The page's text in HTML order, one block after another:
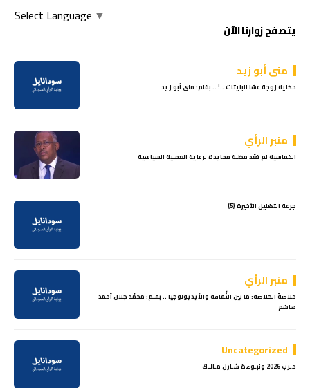
Select Language ▼
يتصفح زوارنا الآن
منى أبو زيد
حكاية زوجة عشا البايتات ..! .. بقلم: منى أبو زيد
منبر الرأي
الخماسية لم تعُد مظلة محايدة لرعاية العملية السياسية
جرعة التضليل الأخيرة (5)
منبر الرأي
خلاصةُ الخلاصة: ما بين الثّقافة والأيديولوجيا .. بقلم: محمّد جلال أحمد
هاشم
Uncategorized
حـرب 2026 ونبـوءة شـارل مـالـك